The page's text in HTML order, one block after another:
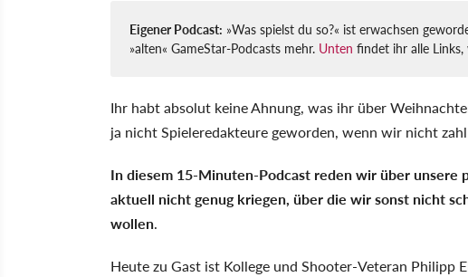
Eigener Podcast: »Was spielst du so?« ist erwachsen
»alten« GameStar-Podcasts mehr. Unten findet ihr alle
Ihr habt absolut keine Ahnung, was ihr über
ja nicht Spieleredakteure geworden, wenn wir nicht
In diesem 15-Minuten-Podcast reden wir über unsere
aktuell nicht genug kriegen, über die wir sonst nicht
wollen.
Heute zu Gast ist Kollege und Shooter-Veteran Philipp